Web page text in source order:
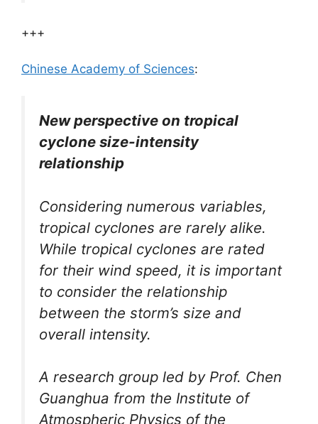
+++
Chinese Academy of Sciences:
New perspective on tropical
cyclone size-intensity
relationship
Considering numerous variables,
tropical cyclones are rarely alike.
While tropical cyclones are rated
for their wind speed, it is important
to consider the relationship
between the storm’s size and
overall intensity.
A research group led by Prof. Chen
Guanghua from the Institute of
Atmospheric Physics of the